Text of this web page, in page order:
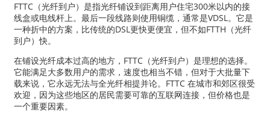
FTTC（光纤到户）是指光纤铺设到距离用户住宅300米以内的接
线盒或电线杆上。最后一段线路则使用铜缆，通常是VDSL。它是
一种折中的方案，比传统的DSL更快更便宜，但不如FTTH（光纤
到户）快。
在铺设光纤成本过高的地方，FTTC（光纤到户）是理想的选择。
它能满足大多数用户的需求，速度也相当不错，但对于大批量下
载来说，它永远无法与全光纤相提并论。FTTC 在城市和郊区很受
欢迎，因为这些地区的居民需要可靠的互联网连接，但价格也是
一个重要因素。